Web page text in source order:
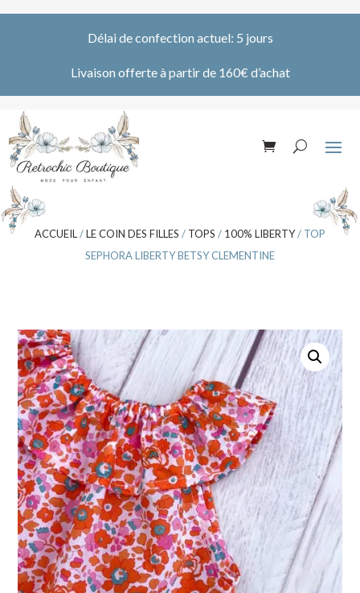
Délai de confection actuel: 5 jours
Livaison offerte à partir de 160€ d’achat
ACCUEIL /LE COIN DES FILLES / TOPS / 100% LIBERTY/ TOP
SEPHORA LIBERTY BETSY CLEMENTINE